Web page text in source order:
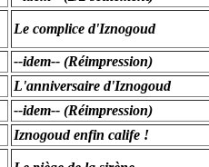
Le complice d'Iznogoud
--idem-- (Réimpression)
L'anniversaire d'Iznogoud
--idem-- (Réimpression)
Iznogoud enfin calife !